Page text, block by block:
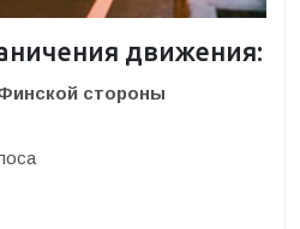
движения:
стороны